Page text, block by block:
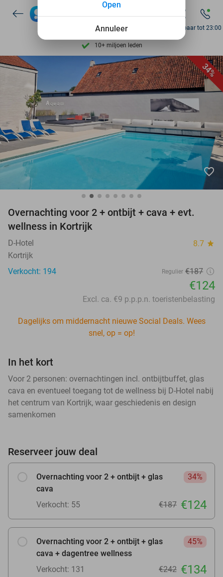
7 dagen per week beschikbaar
10+ miljoen leden
9,4 op basis van
Ontdek 15.000+ deals
7 dagen per week beschikbaar
Bereikbaar tot 23:00
34%
favorite_border
Overnachting voor 2 + ontbijt + cava + evt.
wellness in Kortrijk
D-Hotel 8.7 star
Kortrijk
Verkocht: 194
Regulier €187
€124
Excl. ca. €9 p.p.p.n. toeristenbelasting
Dagelijks om middernacht nieuwe Social Deals. Wees
snel, op = op!
In het kort
Voor 2 personen: overnachtingen incl. ontbijtbuffet, glas
cava en eventueel toegang tot de wellness bij D-Hotel nabij
het centrum van Kortrijk, waar geschiedenis en design
samenkomen
Reserveer jouw deal
Overnachting voor 2 + ontbijt + glas
cava
34%
Verkocht: 55 €187 €124
Overnachting voor 2 + ontbijt + glas
cava + dagentree wellness
45%
Verkocht: 131 €242 €134
Annuleer
Open